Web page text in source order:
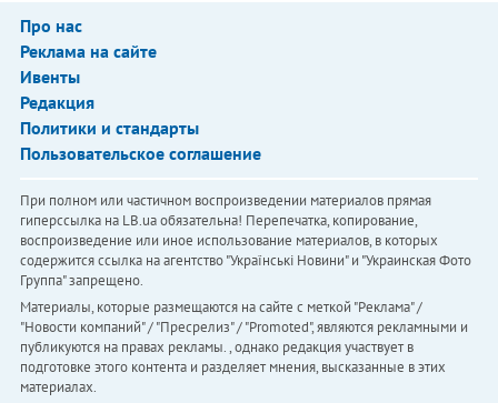
Про нас
Реклама на сайте
Ивенты
Редакция
Политики и стандарты
Пользовательское соглашение
При полном или частичном воспроизведении материалов прямая
гиперссылка на LB.ua обязательна! Перепечатка, копирование,
воспроизведение или иное использование материалов, в которых
содержится ссылка на агентство "Українськi Новини" и "Украинская Фото
Группа" запрещено.
Материалы, которые размещаются на сайте с меткой "Реклама" /
"Новости компаний" / "Пресрелиз" / "Promoted", являются рекламными и
публикуются на правах рекламы. , однако редакция участвует в
подготовке этого контента и разделяет мнения, высказанные в этих
материалах.